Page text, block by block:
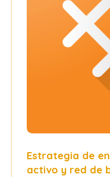
Estrategia de
activo y red de